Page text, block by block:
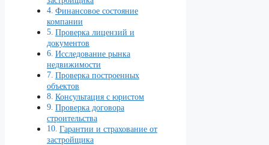
Финансовое состояние
компании
Проверка лицензий и
документов
Исследование рынка
недвижимости
Проверка построенных
объектов
Консультация с юристом
Проверка договора
строительства
Гарантии и страхование от
застройщика